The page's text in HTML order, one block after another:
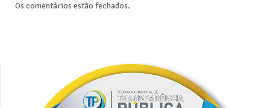
Os comentários estão fechados.